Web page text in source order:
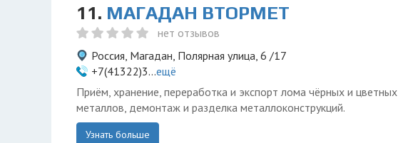
11. МАГАДАН ВТОРМЕТ
нет отзывов
Россия, Магадан, Полярная улица, 6 /17
+7(41322)3...ещё
Приём, хранение, переработка и экспорт лома чёрных и цветных
металлов, демонтаж и разделка металлоконструкций.
Узнать больше